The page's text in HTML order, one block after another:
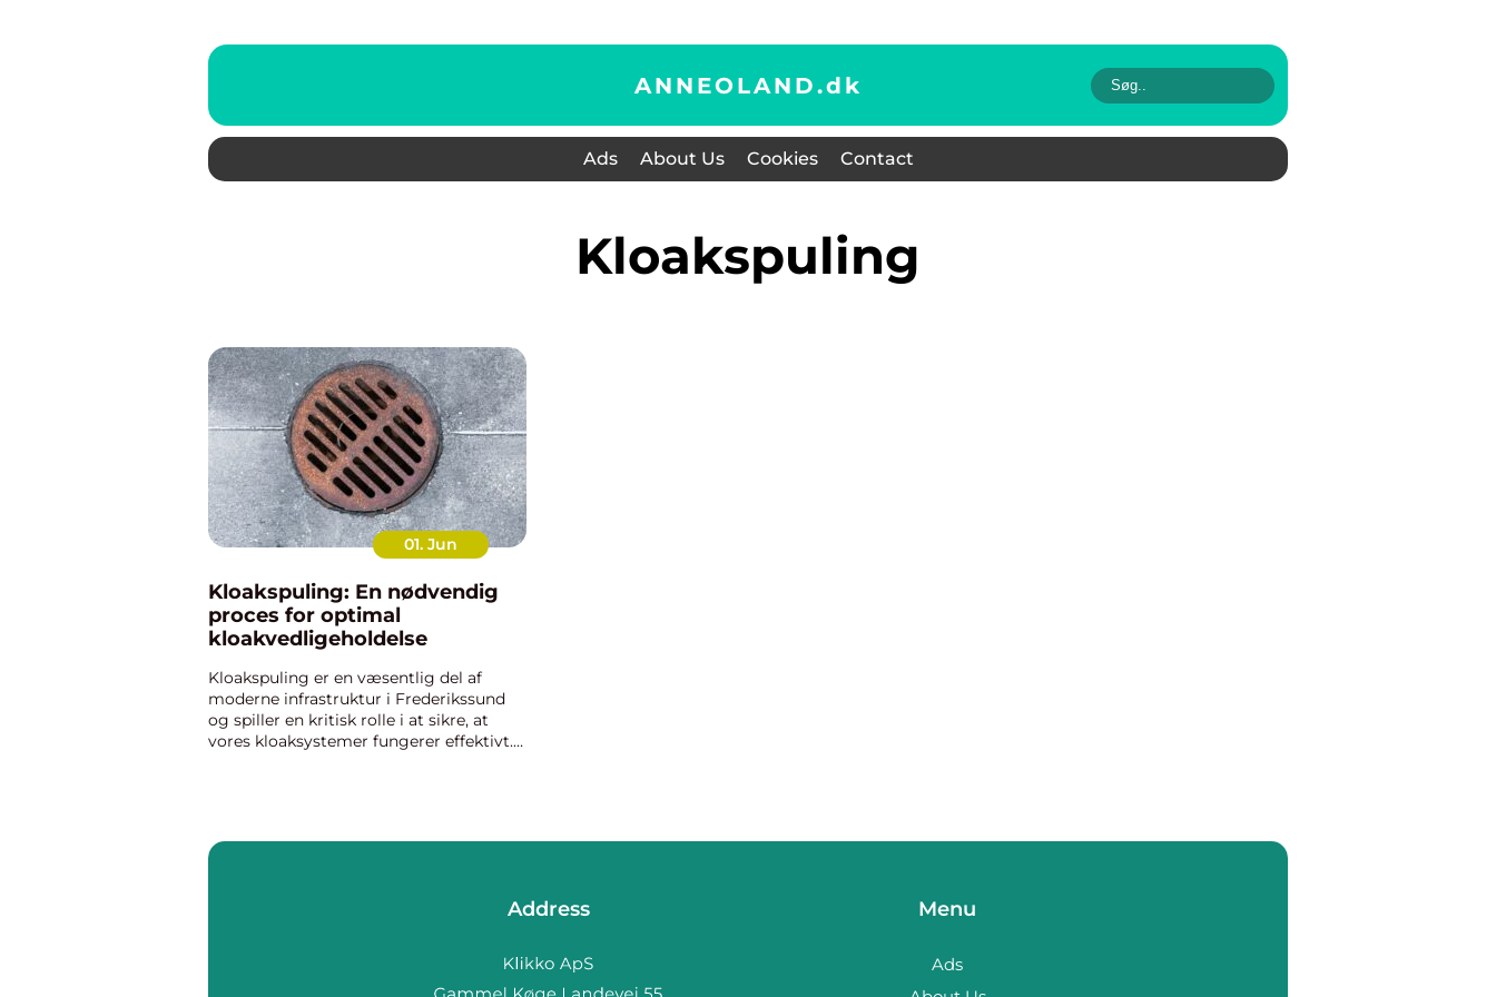
ANNEOLAND.dk
Ads About Us Cookies Contact
kloakspuling
01. Jun
Kloakspuling: En nødvendig
proces for optimal
kloakvedligeholdelse
Kloakspuling er en væsentlig del af
moderne infrastruktur i Frederikssund
og spiller en kritisk rolle i at sikre, at
vores kloaksystemer fungerer effektivt.
Address Menu
Ads